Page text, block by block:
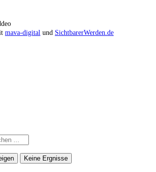
mava-digital und SichtbarerWerden.de
Keine Ergnisse